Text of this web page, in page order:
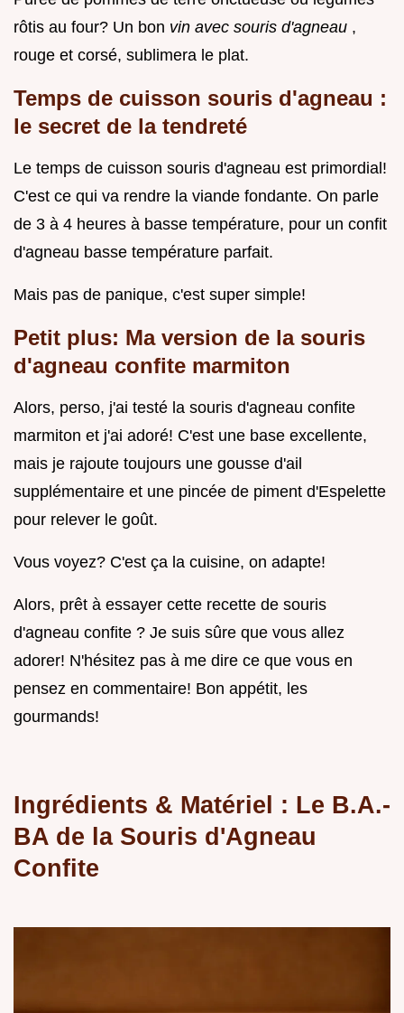
rôtis au four? Un bon vin avec souris d'agneau ,
rouge et corsé, sublimera le plat.
Temps de cuisson souris d'agneau :
le secret de la tendreté
Le temps de cuisson souris d'agneau est primordial!
C'est ce qui va rendre la viande fondante. On parle
de 3 à 4 heures à basse température, pour un confit
d'agneau basse température parfait.
Mais pas de panique, c'est super simple!
Petit plus: Ma version de la souris
d'agneau confite marmiton
Alors, perso, j'ai testé la souris d'agneau confite
marmiton et j'ai adoré! C'est une base excellente,
mais je rajoute toujours une gousse d'ail
supplémentaire et une pincée de piment d'Espelette
pour relever le goût.
Vous voyez? C'est ça la cuisine, on adapte!
Alors, prêt à essayer cette recette de souris
d'agneau confite ? Je suis sûre que vous allez
adorer! N'hésitez pas à me dire ce que vous en
pensez en commentaire! Bon appétit, les
gourmands!
Ingrédients & Matériel : Le B.A.-
BA de la Souris d'Agneau
Confite